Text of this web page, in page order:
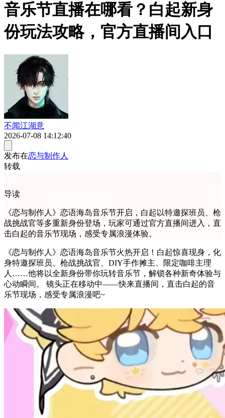
音乐节直播在哪看？白起新身
份玩法攻略，官方直播间入口
不闻江湖意
2026-07-08 14:12:40
发布在恋与制作人
转载
导读
《恋与制作人》恋语海岛音乐节开启，白起以特邀探班员、枪
战挑战官等多重新身份登场，玩家可通过官方直播间进入，直
击白起的音乐节现场，感受专属浪漫体验。
《恋与制作人》恋语海岛音乐节火热开启！白起惊喜现身，化
身特邀探班员、枪战挑战官、DIY手作摊主、限定咖啡主理
人……他将以全新身份带你玩转音乐节，解锁各种新奇体验与
心动瞬间。 镜头正在移动中——快来直播间，直击白起的音
乐节现场，感受专属浪漫吧~